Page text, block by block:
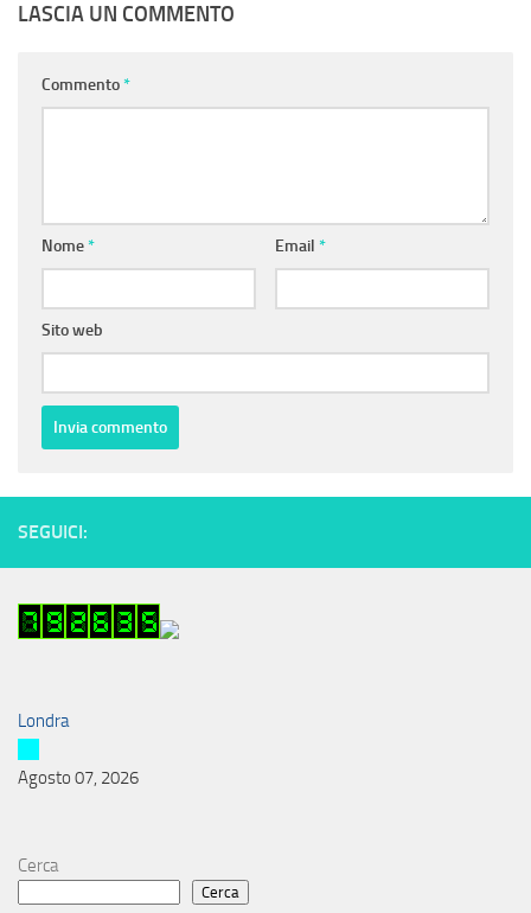
LASCIA UN COMMENTO
Commento*
Nome* Email *
Sito web
SEGUICI:
Londra
Agosto 07, 2026
Cerca
Cerca